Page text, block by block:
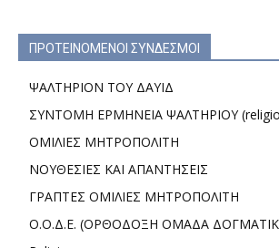
ΠΡΟΤΕΙΝΟΜΕΝΟΙ ΣΥΝΔΕΣΜΟΙ
ΨΑΛΤΗΡΙΟΝ ΤΟΥ ΔΑΥΙΔ
ΣΥΝΤΟΜΗ ΕΡΜΗΝΕΙΑ ΨΑΛΤΗΡΙΟΥ
ΟΜΙΛΙΕΣ ΜΗΤΡΟΠΟΛΙΤΗ
ΝΟΥΘΕΣΙΕΣ ΚΑΙ ΑΠΑΝΤΗΣΕΙΣ
ΓΡΑΠΤΕΣ ΟΜΙΛΙΕΣ ΜΗΤΡΟΠΟΛΙΤΗ
Ο.Ο.Δ.Ε. (ΟΡΘΟΔΟΞΗ ΟΜΑΔΑ